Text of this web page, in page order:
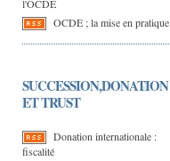
l'OCDE
OCDE ; la mise en pratique
SUCCESSION,DONATION
ET TRUST
Donation internationale :
fiscalité